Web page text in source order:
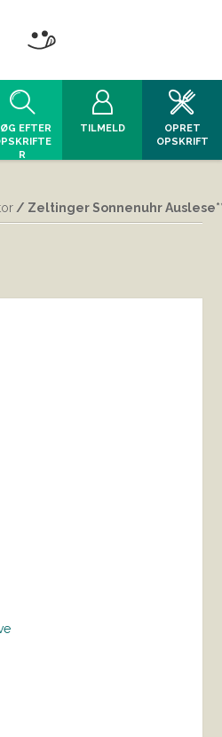
EFTER
R
TILMELD
OPRET
OPSKRIFT
/ Zeltinger Sonnenuhr